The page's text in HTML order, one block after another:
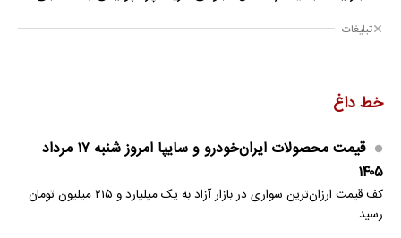
تبلیغات
خط داغ
قیمت محصولات ایران‌خودرو و سایپا امروز شنبه ۱۷ مرداد
۱۴۰۵
کف قیمت ارزان‌ترین سواری در بازار آزاد به یک میلیارد و ۲۱۵ میلیون تومان
رسید